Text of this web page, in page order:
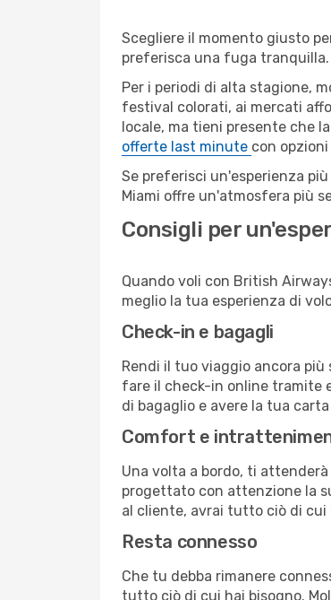
Scegliere il momento giusto
preferisca una fuga tranquilla.
Per i periodi di alta stagione,
festival colorati, ai mercati
locale, ma tieni presente che
offerte last minute con
Se preferisci un'esperienza
Miami offre un'atmosfera più
Consigli per
Quando voli con British
meglio la tua esperienza di
Check-in e bagagli
Rendi il tuo viaggio ancora
fare il check-in online tramite
di bagaglio e avere la tua
Comfort e
Una volta a bordo, ti
progettato con attenzione la
al cliente, avrai tutto ciò di cui
Resta connesso
Che tu debba rimanere
tutto ciò di cui hai bisogno.